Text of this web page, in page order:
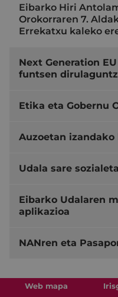
Eibarko Hiri
Orokorraren 7.
Errekatxu kaleko
Next Generation
funtsen
Etika eta Gobernu
Auzoetan izandako
Udala sare
Eibarko Udalaren
aplikazioa
NANren eta
Web mapa